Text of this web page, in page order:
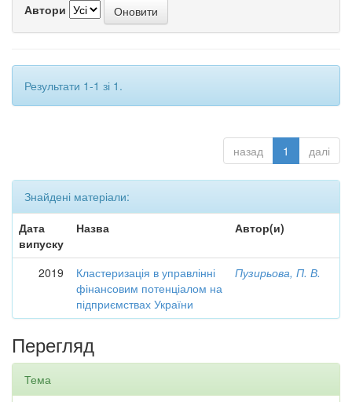
Автори
Результати 1-1 зі 1.
назад 1 далі
Знайдені матеріали:
Дата
випуску
Назва Автор(и)
2019
Кластеризація в управлінні
фінансовим потенціалом на
підприємствах України
Пузирьова, П. В.
Перегляд
Тема